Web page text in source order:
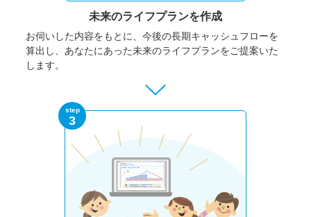
未来のライフプランを作成
お伺いした内容をもとに、今後の長期キャッシュフローを
算出し、あなたにあった未来のライフプランをご提案いた
します。
step
3